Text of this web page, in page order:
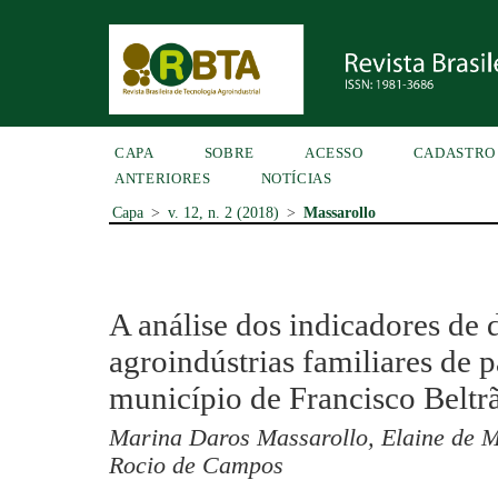
CAPA SOBRE ACESSO
CADASTRO
ANTERIORES
NOTÍCIAS
Capa > v. 12, n. 2 (2018) > Massarollo
A análise dos indicadores de
agroindústrias familiares de
município de Francisco
Marina Daros Massarollo, Elaine de
Rocio de Campos